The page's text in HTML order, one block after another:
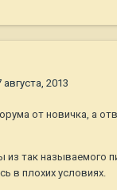
августа, 2013
от новичка, а
так называемого
в плохих условиях.